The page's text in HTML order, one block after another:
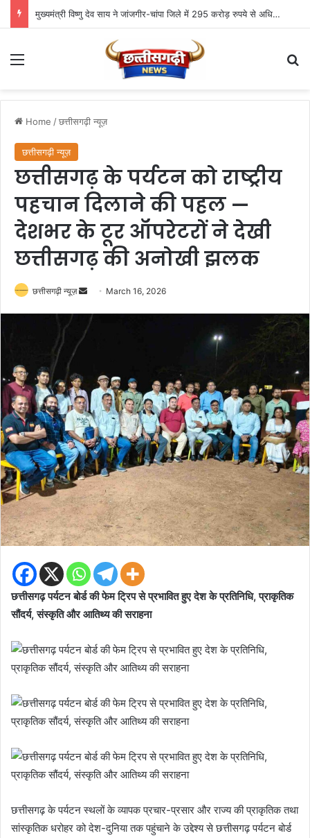
मुख्यमंत्री विष्णु देव साय ने जांजगीर-चांपा जिले में 295 करोड़ रुपये से अधिक के 341 विकास कार्यों का किया लोकार्पण एवं भूमिपूजन
Menu
Home /छत्तीसगढ़ी न्यूज़
छत्तीसगढ़ी न्यूज़
छत्तीसगढ़ के पर्यटन को राष्ट्रीय
पहचान दिलाने की पहल —
देशभर के टूर ऑपरेटरों ने देखी
छत्तीसगढ़ की अनोखी झलक
छत्तीसगढ़ी न्यूज़
Send
email
March 16, 2026
छत्तीसगढ़ पर्यटन बोर्ड की फेम ट्रिप से प्रभावित हुए देश के प्रतिनिधि, प्राकृतिक
सौंदर्य, संस्कृति और आतिथ्य की सराहना
छत्तीसगढ़ के पर्यटन स्थलों के व्यापक प्रचार-प्रसार और राज्य की प्राकृतिक तथा
सांस्कृतिक धरोहर को देश-दुनिया तक पहुंचाने के उद्देश्य से छत्तीसगढ़ पर्यटन बोर्ड